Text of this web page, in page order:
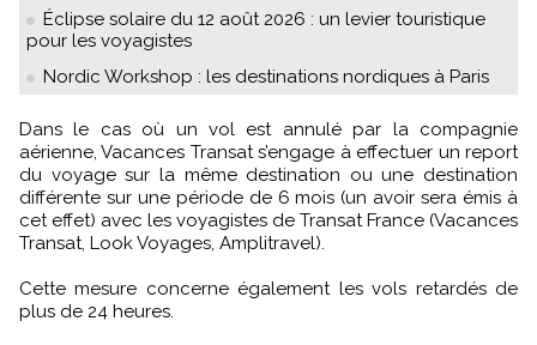
Éclipse solaire du 12 août 2026 : un levier touristique
pour les voyagistes
Nordic Workshop : les destinations nordiques à Paris
Dans le cas où un vol est annulé par la compagnie
aérienne, Vacances Transat s’engage à effectuer un report
du voyage sur la même destination ou une destination
différente sur une période de 6 mois (un avoir sera émis à
cet effet) avec les voyagistes de Transat France (Vacances
Transat, Look Voyages, Amplitravel).
Cette mesure concerne également les vols retardés de
plus de 24 heures.